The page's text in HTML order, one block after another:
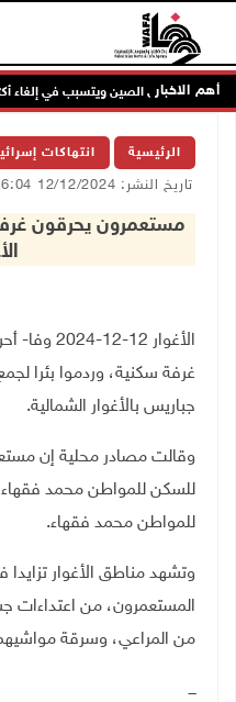
أهم الاخبار
يضرب شرق الصين ويتسبب في إلغاء أكثر
الرئيسية انتهاكات
تاريخ النشر: 12/12/2024 06:04 م
مستعمرون يحرقون
الأغوار
غرفة سكنية، وردموا بئرا
جباريس بالأغوار الشمالية.
وقالت مصادر محلية إن
للسكن للمواطن محمد فقهاء،
للمواطن محمد فقهاء.
وتشهد مناطق الأغوار تزايدا
المستعمرون، من اعتداءات
من المراعي، وسرقة
ـــ